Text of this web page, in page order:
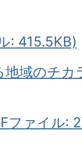
: 415.5KB)
地域のチカ
ファイル: